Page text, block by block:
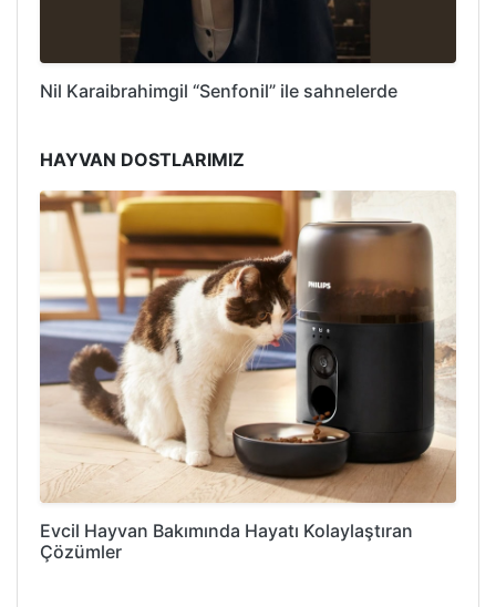
Nil Karaibrahimgil “Senfonil” ile sahnelerde
HAYVAN DOSTLARIMIZ
Evcil Hayvan Bakımında Hayatı Kolaylaştıran
Çözümler